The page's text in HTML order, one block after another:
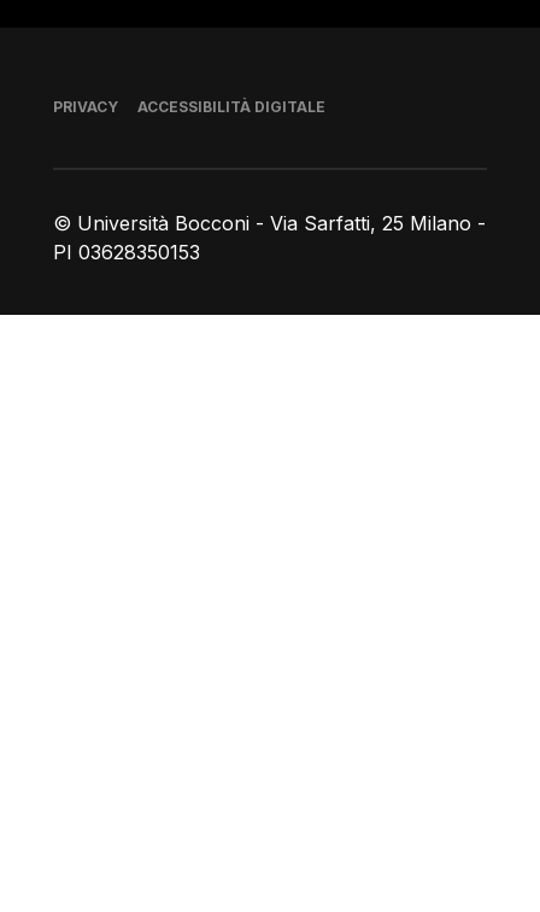
© Università Bocconi - Via Sarfatti, 25 Milano -
PI 03628350153
Piè di pagina
PRIVACY ACCESSIBILITÀ DIGITALE